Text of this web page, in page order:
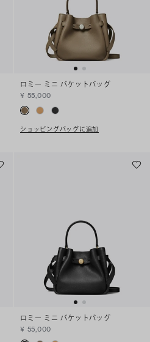
ロミー ミニ バケットバッグ
¥ 55,000
ショッピングバッグに追加
ロミー ミニ バケットバッグ
¥ 55,000